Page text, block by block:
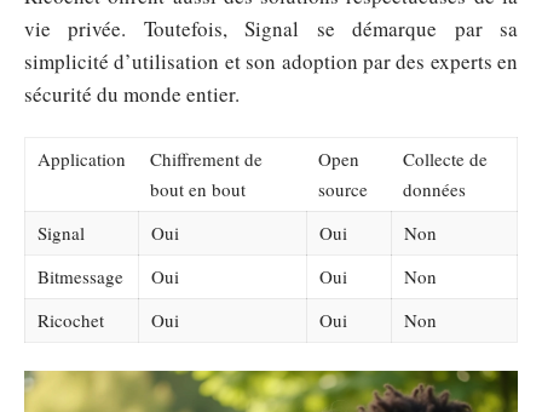
vie privée. Toutefois, Signal se démarque par sa
simplicité d’utilisation et son adoption par des experts en
sécurité du monde entier.
Application
Chiffrement de
bout en bout
Open
source
Collecte de
données
Signal
Oui Oui
Non
Bitmessage
Oui Oui
Non
Ricochet
Oui Oui Non